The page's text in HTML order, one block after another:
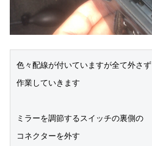
色々配線が付いていますが全て外さず
作業していきます
ミラーを調節するスイッチの裏側の
コネクターを外す